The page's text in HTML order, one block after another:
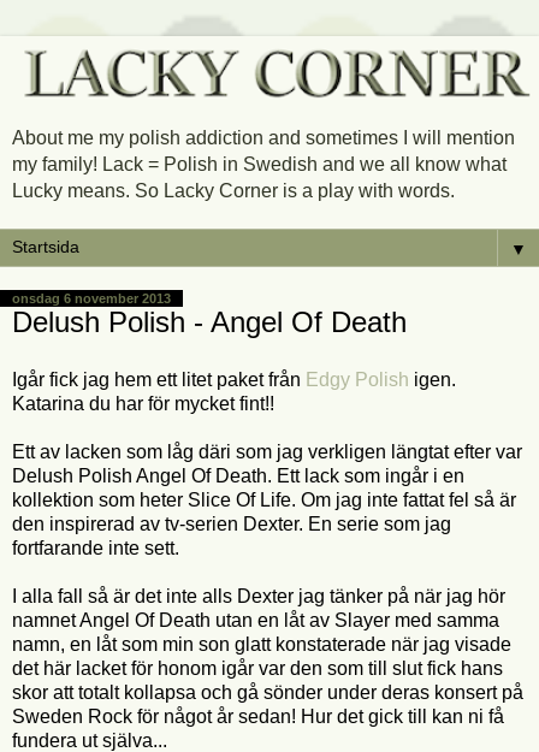
About me my polish addiction and sometimes I will mention
my family! Lack = Polish in Swedish and we all know what
Lucky means. So Lacky Corner is a play with words.
▼
onsdag 6 november 2013
Delush Polish - Angel Of Death
Igår fick jag hem ett litet paket från Edgy Polish igen.
Katarina du har för mycket fint!!
Ett av lacken som låg däri som jag verkligen längtat efter var
Delush Polish Angel Of Death. Ett lack som ingår i en
kollektion som heter Slice Of Life. Om jag inte fattat fel så är
den inspirerad av tv-serien Dexter. En serie som jag
fortfarande inte sett.
I alla fall så är det inte alls Dexter jag tänker på när jag hör
namnet Angel Of Death utan en låt av Slayer med samma
namn, en låt som min son glatt konstaterade när jag visade
det här lacket för honom igår var den som till slut fick hans
skor att totalt kollapsa och gå sönder under deras konsert på
Sweden Rock för något år sedan! Hur det gick till kan ni få
fundera ut själva...